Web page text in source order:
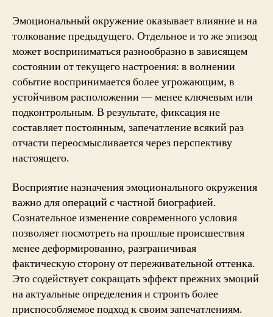
Эмоциональный окружение оказывает влияние и на
толкование предыдущего. Отдельное и то же эпизод
может восприниматься разнообразно в зависящем
состоянии от текущего настроения: в волнении
событие воспринимается более угрожающим, в
устойчивом расположении — менее ключевым или
подконтрольным. В результате, фиксация не
составляет постоянным, запечатление всякий раз
отчасти переосмысливается через перспективу
настоящего.
Восприятие назначения эмоционального окружения
важно для операций с частной биографией.
Сознательное изменение современного условия
позволяет посмотреть на прошлые происшествия
менее деформированно, разграничивая
фактическую сторону от переживательной оттенка.
Это содействует сокращать эффект прежних эмоций
на актуальные определения и строить более
приспособляемое подход к своим запечатлениям.